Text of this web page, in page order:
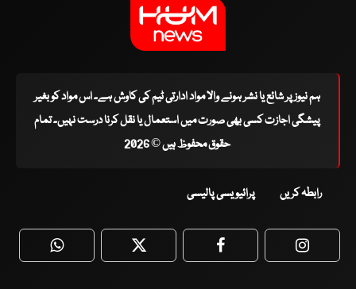
ہم نیوز پر شائع یا نشر ہونے والا مواد ادارتی ٹیم کی کاوش ہے۔ اس مواد کو بغیر
پیشگی اجازت کسی بھی صورت میں استعمال یا نقل کرنا درست نہیں۔ تمام
حقوق محفوظ ہیں © 2026
رابطہ کریں پرائیویسی پالیسی
WhatsApp Twitter Facebook